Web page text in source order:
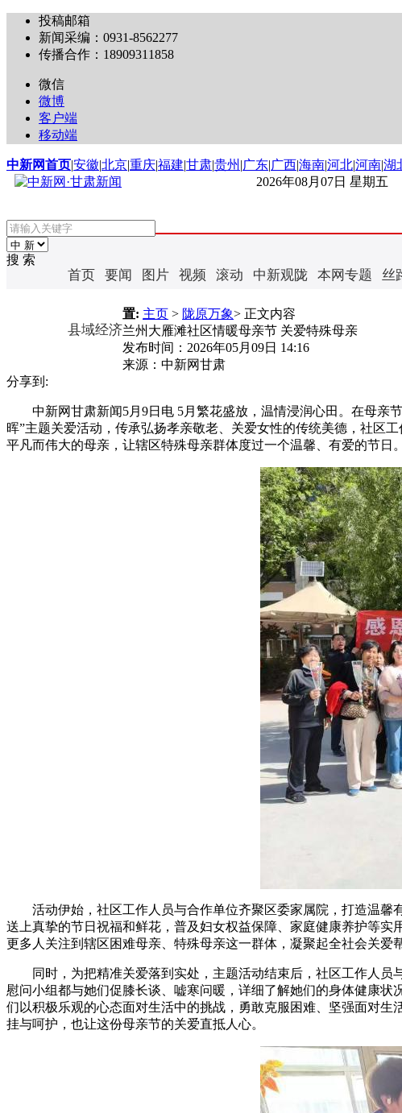
投稿邮箱
新闻采编：0931-8562277
传播合作：18909311858
微信
微博
客户端
移动端
中新网首页|安徽|北京|重庆|福建|甘肃|贵州 |广东|广西|海南|河北|河南|湖
2026年08月07日 星期五
搜 索
首页 要闻 图片 视频 滚动 中新观陇 本网专题 丝
县域经济
置: 主页 > 陇原万象> 正文内容
兰州大雁滩社区情暖母亲节 关爱特殊母亲
发布时间： 2026年05月09日 14:16
来源： 中新网甘肃
分享到:
中新网甘肃新闻5月9日电 5月繁花盛放，温情浸润心田。在母亲
晖”主题关爱活动，传承弘扬孝亲敬老、关爱女性的传统美德，社区
平凡而伟大的母亲，让辖区特殊母亲群体度过一个温馨、有爱的节日。
活动伊始，社区工作人员与合作单位齐聚区委家属院，打造温馨
送上真挚的节日祝福和鲜花，普及妇女权益保障、家庭健康养护等
更多人关注到辖区困难母亲、特殊母亲这一群体，凝聚起全社会关爱
同时，为把精准关爱落到实处，主题活动结束后，社区工作人员
慰问小组都与她们促膝长谈、嘘寒问暖，详细了解她们的身体健康
们以积极乐观的心态面对生活中的挑战，勇敢克服困难、坚强面对
挂与呵护，也让这份母亲节的关爱直抵人心。